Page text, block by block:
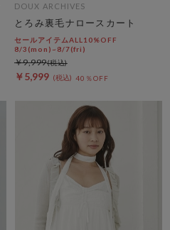
DOUX ARCHIVES
とろみ裏毛ナロースカート
セールアイテムALL10%OFF
8/3(mon)~8/7(fri)
￥5,999 40％OFF
￥9,999